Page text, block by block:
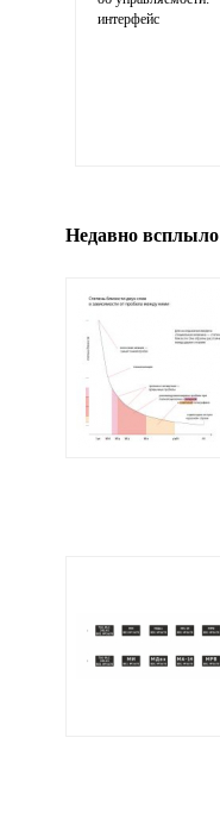
интерфейс
Недавно всплыло